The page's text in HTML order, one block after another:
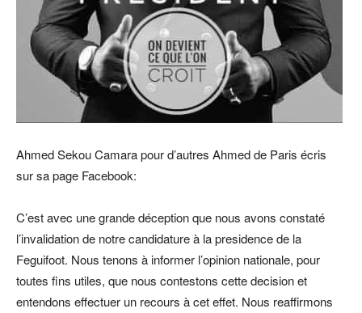
Ahmed Sekou Camara pour d’autres Ahmed de Paris écris
sur sa page Facebook:
C’est avec une grande déception que nous avons constaté
l’invalidation de notre candidature à la presidence de la
Feguifoot. Nous tenons à informer l’opinion nationale, pour
toutes fins utiles, que nous contestons cette decision et
entendons effectuer un recours à cet effet. Nous reaffirmons